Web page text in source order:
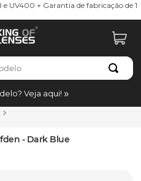
UV400 + Garantia de fabricação de 1
Veja aqui!
- Dark Blue